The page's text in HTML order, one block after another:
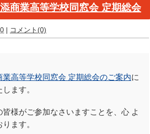
商業高等学校同窓会 定期総会
| コメント(0)
業高等学校同窓会 定期総会のご案内に
ます。
皆様がご参加なさいますことを、心 よ
ます。